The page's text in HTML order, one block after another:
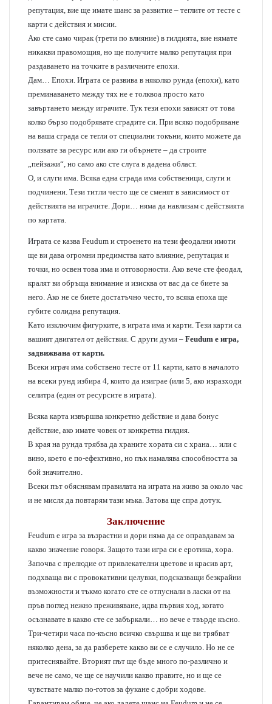
репутация, вие ще имате шанс за развитие – теглите от тесте с
карти с действия и мисии.
Ако сте само чирак (трети по влияние) в гилдията, вие нямате
никакви правомощия, но ще получите малко репутация при
раздаването на точките в различните епохи.
Дам… Епохи. Играта се развива в няколко рунда (епохи), като
преминаването между тях не е толквоа просто като
завъртането между играчите. Тук тези епохи зависят от това
колко бързо подобрявате сградите си. При всяко подобряване
на ваша сграда се тегли от специални токъни, които можете да
ползвате за ресурс или ако ги обърнете – да строите
„пейзажи“, но само ако сте слуга в дадена област.
О, и слуги има. Всяка една сграда има собственици, слуги и
подчинени. Тези титли често ще се сменят в зависимост от
действията на играчите. Дори… няма да навлизам с действията
по картата.
Играта се казва Feudum и строенето на тези феодални имоти
ще ви дава огромни предимства като влияние, репутация и
точки, но освен това има и отговорности. Ако вече сте феодал,
кралят ви обръща внимание и изисква от вас да се биете за
него. Ако не се биете достатъчно често, то всяка епоха ще
губите солидна репутация.
Като изключим фигурките, в играта има и карти. Тези карти са
вашият двигател от действия. С други думи – Feudum е игра,
задвижвана от карти.
Всеки играч има собствено тесте от 11 карти, като в началото
на всеки рунд избира 4, които да изиграе (или 5, ако изразходи
селитра (един от ресурсите в играта).
Всяка карта извършва конкретно действие и дава бонус
действие, ако имате човек от конкретна гилдия.
В края на рунда трябва да храните хората си с храна… или с
вино, което е по-ефективно, но пък намалява способността за
бой значително.
Всеки път обяснявам правилата на играта на живо за около час
и не мисля да повтарям тази мъка. Затова ще спра дотук.
Заключение
Feudum е игра за възрастни и дори няма да се оправдавам за
какво значение говоря. Защото тази игра си е еротика, хора.
Започва с прелюдие от привлекателни цветове и красив арт,
подхваща ви с провокативни целувки, подсказващи безкрайни
възможности и тъкмо когато сте се отпуснали в ласки от на
пръв поглед нежно преживяване, идва първия ход, когато
осъзнавате в какво сте се забъркали… но вече е твърде късно.
Три-четири часа по-късно всичко свършва и ще ви трябват
няколко дена, за да разберете какво ви се е случило. Но не се
притеснявайте. Вторият път ще бъде много по-различно и
вече не само, че ще се научили какво правите, но и ще се
чувствате малко по-готов за фукане с добри ходове.